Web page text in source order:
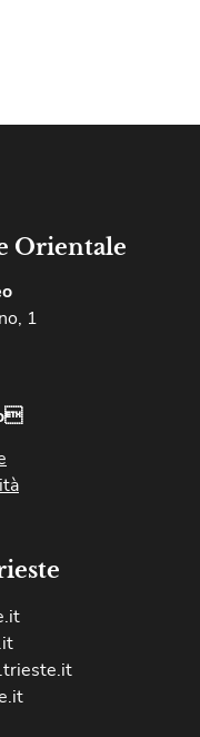
Orientale
1